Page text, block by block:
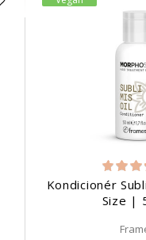
Kondicionér
Size |